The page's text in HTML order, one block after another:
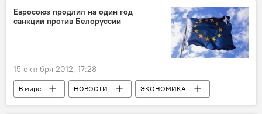
Евросоюз продлил на один год
санкции против Белоруссии
15 октября 2012, 17:28
В мире НОВОСТИ ЭКОНОМИКА